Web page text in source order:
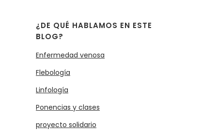
¿DE QUÉ HABLAMOS EN ESTE
BLOG?
Enfermedad venosa
Flebología
Linfología
Ponencias y clases
proyecto solidario